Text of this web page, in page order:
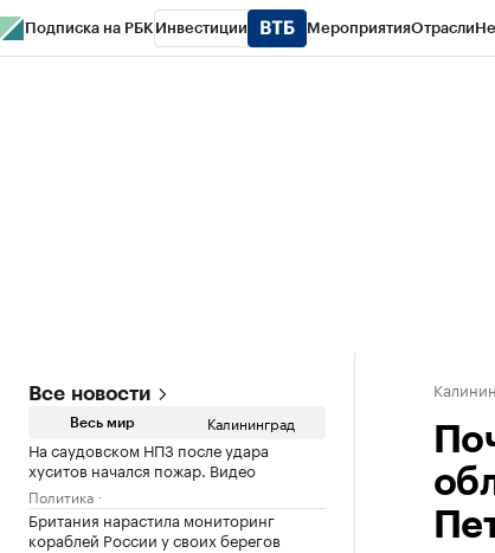
Подписка на РБК Инвестиции МероприятияОтрасли
Все новости
Весь мир Калининград
На саудовском НПЗ после удара
хуситов начался пожар. Видео
Политика
Британия нарастила мониторинг
кораблей России у своих берегов